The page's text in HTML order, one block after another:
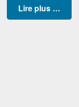
Lire plus …